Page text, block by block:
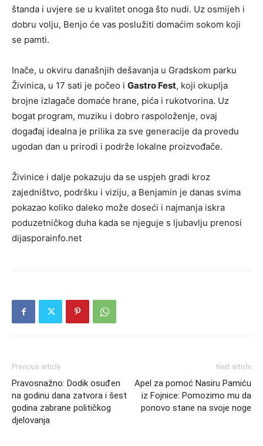
štanda i uvjere se u kvalitet onoga što nudi. Uz osmijeh i
dobru volju, Benjo će vas poslužiti domaćim sokom koji
se pamti.
Inače, u okviru današnjih dešavanja u Gradskom parku
Živinica, u 17 sati je počeo i Gastro Fest, koji okuplja
brojne izlagače domaće hrane, pića i rukotvorina. Uz
bogat program, muziku i dobro raspoloženje, ovaj
događaj idealna je prilika za sve generacije da provedu
ugodan dan u prirodi i podrže lokalne proizvođače.
Živinice i dalje pokazuju da se uspjeh gradi kroz
zajedništvo, podršku i viziju, a Benjamin je danas svima
pokazao koliko daleko može doseći i najmanja iskra
poduzetničkog duha kada se njeguje s ljubavlju prenosi
dijasporainfo.net
Previous article
Pravosnažno: Dodik osuđen
na godinu dana zatvora i šest
godina zabrane političkog
djelovanja
Next article
Apel za pomoć Nasiru Pamiću
iz Fojnice: Pomozimo mu da
ponovo stane na svoje noge